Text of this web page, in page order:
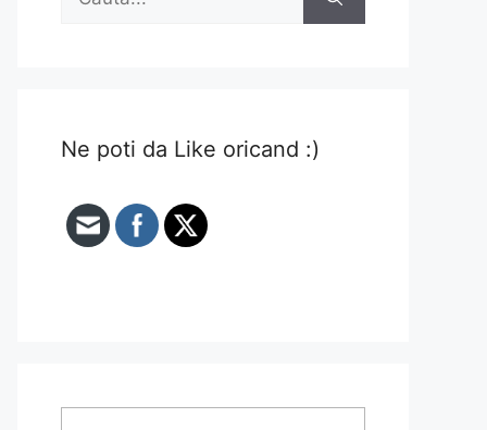
Ne poti da Like oricand :)